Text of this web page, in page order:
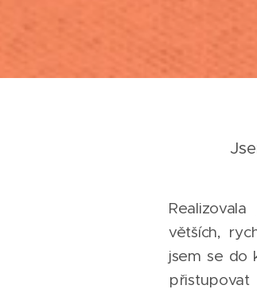
větších,
jsem se do